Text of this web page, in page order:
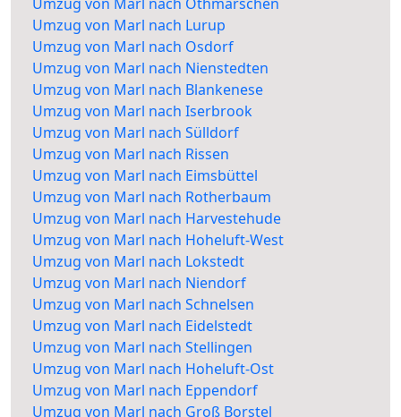
Umzug von Marl nach Lurup
Umzug von Marl nach Osdorf
Umzug von Marl nach Nienstedten
Umzug von Marl nach Blankenese
Umzug von Marl nach Iserbrook
Umzug von Marl nach Sülldorf
Umzug von Marl nach Rissen
Umzug von Marl nach Eimsbüttel
Umzug von Marl nach Rotherbaum
Umzug von Marl nach Harvestehude
Umzug von Marl nach Hoheluft-West
Umzug von Marl nach Lokstedt
Umzug von Marl nach Niendorf
Umzug von Marl nach Schnelsen
Umzug von Marl nach Eidelstedt
Umzug von Marl nach Stellingen
Umzug von Marl nach Hoheluft-Ost
Umzug von Marl nach Eppendorf
Umzug von Marl nach Groß Borstel